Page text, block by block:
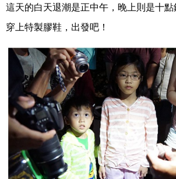
這天的白天退潮是正中午，晚上則是十點
穿上特製膠鞋，出發吧！